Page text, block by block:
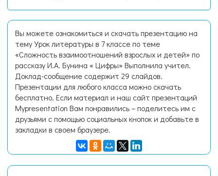
Вы можете ознакомиться и скачать презентацию на
тему Урок литературы в 7 классе по теме
«Сложность взаимоотношений взрослых и детей» по
рассказу И.А. Бунина « Цифры» Выполнила учител.
Доклад-сообщение содержит 29 слайдов.
Презентации для любого класса можно скачать
бесплатно. Если материал и наш сайт презентаций
Mypresentation Вам понравились – поделитесь им с
друзьями с помощью социальных кнопок и добавьте в
закладки в своем браузере.